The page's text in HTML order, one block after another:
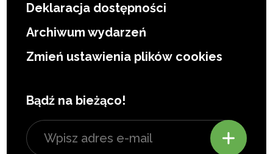
Deklaracja dostępności
Archiwum wydarzeń
Zmień ustawienia plików cookies
Bądź na bieżąco!